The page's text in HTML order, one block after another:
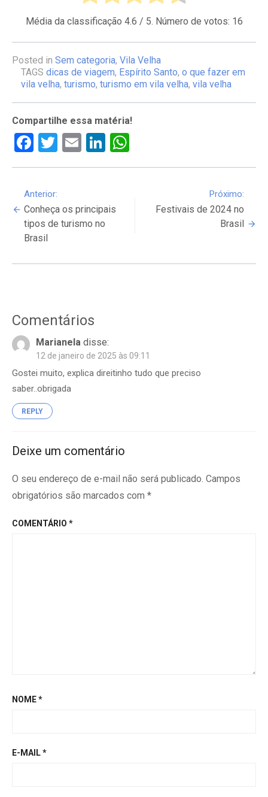
Média da classificação 4.6 / 5. Número de votos: 16
Posted in Sem categoria, Vila Velha
TAGS dicas de viagem, Espírito Santo, o que fazer em
vila velha, turismo, turismo em vila velha, vila velha
Compartilhe essa matéria!
Facebook
Twitter
EmailLinkedIn
Continue
Reading
Anterior:
Conheça os principais
tipos de turismo no
Brasil
Próximo:
Festivais de 2024 no
Brasil
Comentários
Marianela disse:
12 de janeiro de 2025 às 09:11
Gostei muito, explica direitinho tudo que preciso
saber..obrigada
REPLY
Deixe um comentário
O seu endereço de e-mail não será publicado. Campos
obrigatórios são marcados com *
COMENTÁRIO *
NOME*
E-MAIL*